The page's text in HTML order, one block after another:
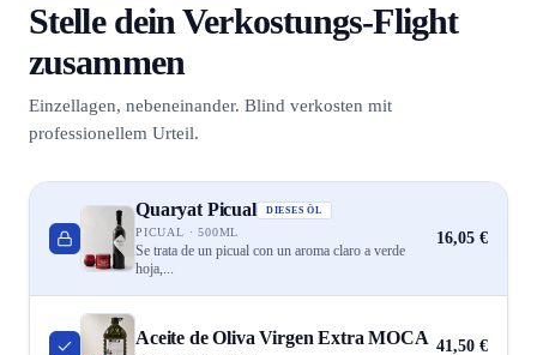
Stelle dein Verkostungs-Flight
zusammen
Einzellagen, nebeneinander. Blind verkosten mit
professionellem Urteil.
Quaryat Picual DIESES ÖL
PICUAL · 500ML
Se trata de un picual con un aroma claro a verde
hoja,...
16,05 €
Aceite de Oliva Virgen Extra MOCA 41,50 €